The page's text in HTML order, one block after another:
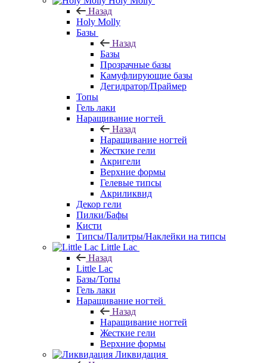
Назад
Holy Molly
Базы
Назад
Базы
Прозрачные базы
Камуфлирующие базы
Дегидратор/Праймер
Топы
Гель лаки
Наращивание ногтей
Назад
Наращивание ногтей
Жесткие гели
Акригели
Верхние формы
Гелевые типсы
Акриликвид
Декор гели
Пилки/Бафы
Кисти
Типсы/Палитры/Наклейки на типсы
Little Lac
Назад
Little Lac
Базы/Топы
Гель лаки
Наращивание ногтей
Назад
Наращивание ногтей
Жесткие гели
Верхние формы
Ликвидация